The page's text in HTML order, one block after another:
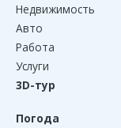
Недвижимость
Авто
Работа
Услуги
3D-тур
Погода